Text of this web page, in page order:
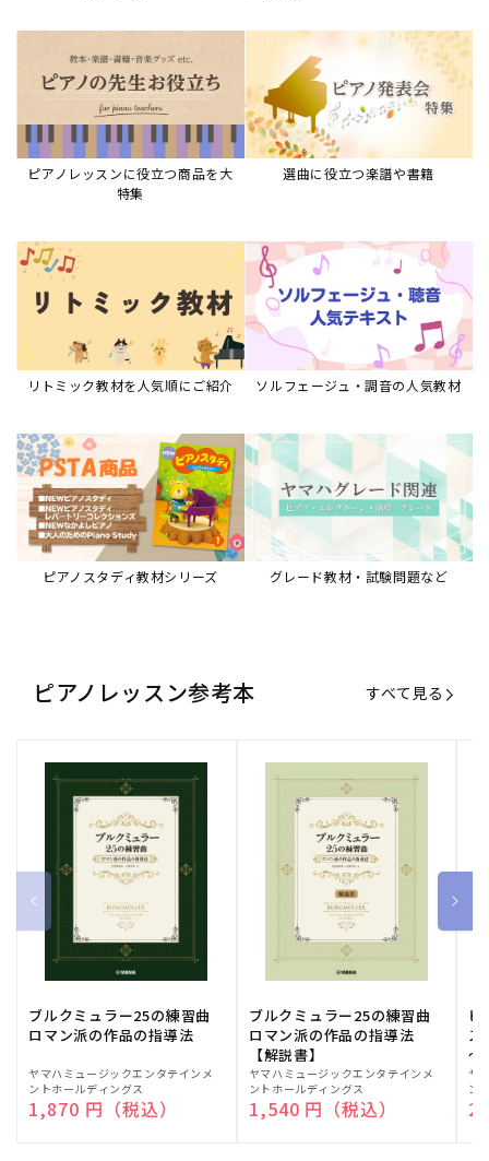
ピアノレッスンに役立つ商品を大
特集
選曲に役立つ楽譜や書籍
リトミック教材を人気順にご紹介 ソルフェージュ・調音の人気教材
ピアノスタディ教材シリーズ グレード教材・試験問題など
ピアノレッスン参考本 すべて見る
ブルクミュラー25の練習曲
ロマン派の作品の指導法
販
売
元:
ヤマハミュージックエンタテインメ
ントホールディングス
通常価格
1,870 円（税込）
ブルクミュラー25の練習曲
ロマン派の作品の指導法
【解説書】
販
売
元:
ヤマハミュージックエンタテインメ
ントホールディングス
通常価格
1,540 円（税込）
ピ
ス
～
販
売
元:
ヤ
ン